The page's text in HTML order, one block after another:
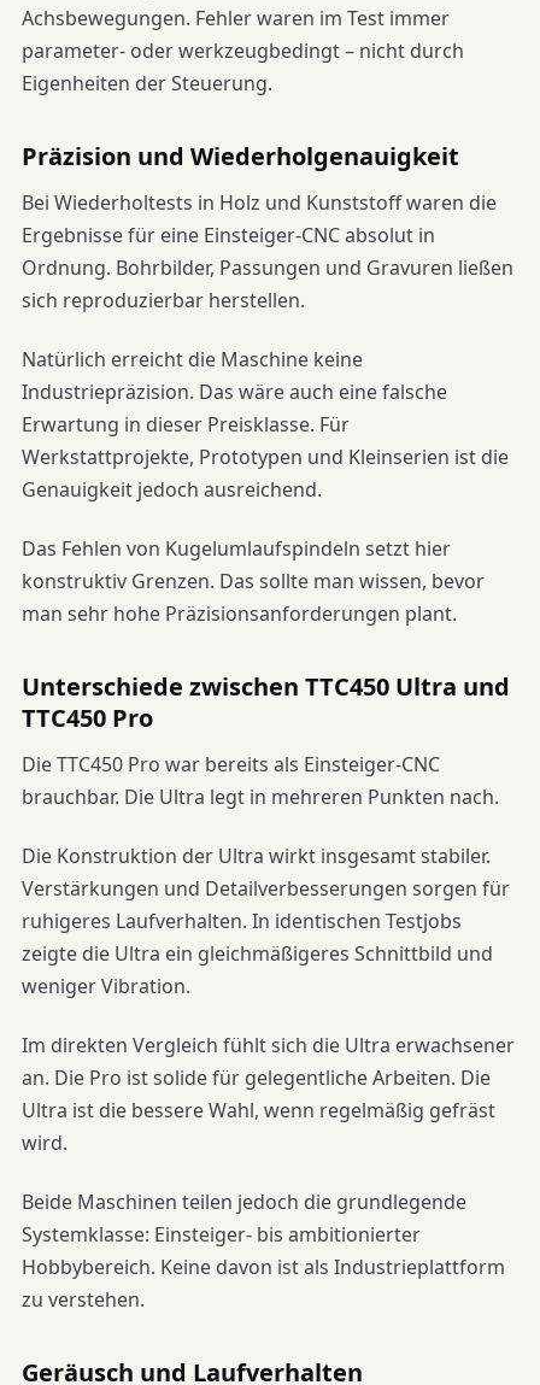
Achsbewegungen. Fehler waren im Test immer
parameter- oder werkzeugbedingt – nicht durch
Eigenheiten der Steuerung.
Präzision und Wiederholgenauigkeit
Bei Wiederholtests in Holz und Kunststoff waren die
Ergebnisse für eine Einsteiger-CNC absolut in
Ordnung. Bohrbilder, Passungen und Gravuren ließen
sich reproduzierbar herstellen.
Natürlich erreicht die Maschine keine
Industriepräzision. Das wäre auch eine falsche
Erwartung in dieser Preisklasse. Für
Werkstattprojekte, Prototypen und Kleinserien ist die
Genauigkeit jedoch ausreichend.
Das Fehlen von Kugelumlaufspindeln setzt hier
konstruktiv Grenzen. Das sollte man wissen, bevor
man sehr hohe Präzisionsanforderungen plant.
Unterschiede zwischen TTC450 Ultra und
TTC450 Pro
Die TTC450 Pro war bereits als Einsteiger-CNC
brauchbar. Die Ultra legt in mehreren Punkten nach.
Die Konstruktion der Ultra wirkt insgesamt stabiler.
Verstärkungen und Detailverbesserungen sorgen für
ruhigeres Laufverhalten. In identischen Testjobs
zeigte die Ultra ein gleichmäßigeres Schnittbild und
weniger Vibration.
Im direkten Vergleich fühlt sich die Ultra erwachsener
an. Die Pro ist solide für gelegentliche Arbeiten. Die
Ultra ist die bessere Wahl, wenn regelmäßig gefräst
wird.
Beide Maschinen teilen jedoch die grundlegende
Systemklasse: Einsteiger- bis ambitionierter
Hobbybereich. Keine davon ist als Industrieplattform
zu verstehen.
Geräusch und Laufverhalten